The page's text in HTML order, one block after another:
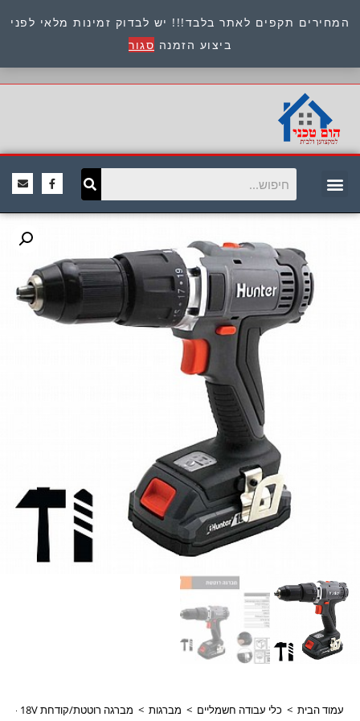
המחירים תקפים לאתר בלבד!!! יש לבדוק זמינות מלאי לפני
ביצוע הזמנה סגור
כתובת : היוזמים 9 אור יהודה שירות לקוחות 054-
8945722
עמוד הבית > כלי עבודה חשמליים > מברגות > מברגה רוטטת/קודחת 18V – גוף בלבד 100311-006